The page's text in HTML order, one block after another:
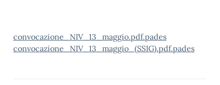
convocazione_NIV_13_maggio.pdf.pades
convocazione_NIV_13_maggio_(SSIG).pdf.pades